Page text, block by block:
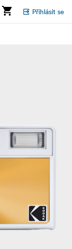
Přihlásit se